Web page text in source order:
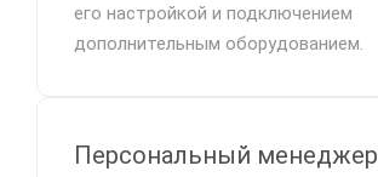
его настройкой и подключением
дополнительным оборудованием.
Персональный менеджер